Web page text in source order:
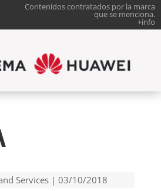
Contenidos contratados por la marca
que se menciona.
+info
Services| 03/10/2018